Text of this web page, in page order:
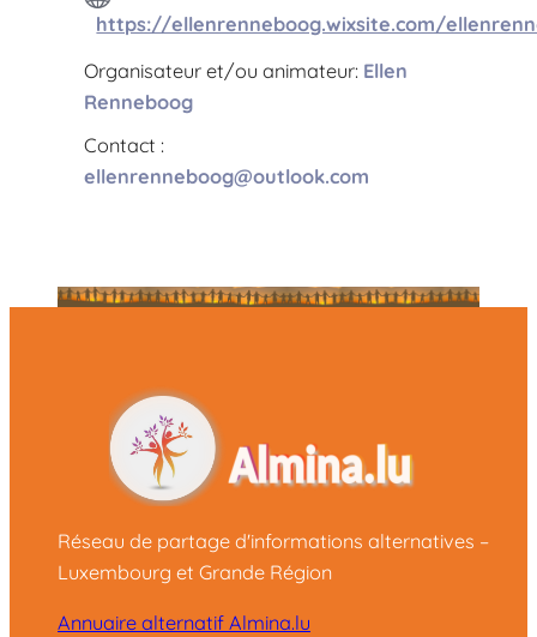
https://ellenrenneboog.wixsite.com/
Organisateur et/ou animateur: Ellen
Renneboog
Contact :
ellenrenneboog@outlook.com
Réseau de partage d'informations alternatives –
Luxembourg et Grande Région
Annuaire alternatif Almina.lu